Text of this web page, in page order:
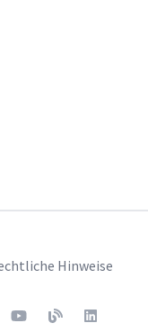
Hinweise
YoutubeBlog LinkedIn